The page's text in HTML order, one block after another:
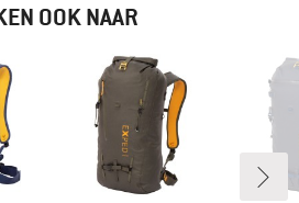
OOK NAAR